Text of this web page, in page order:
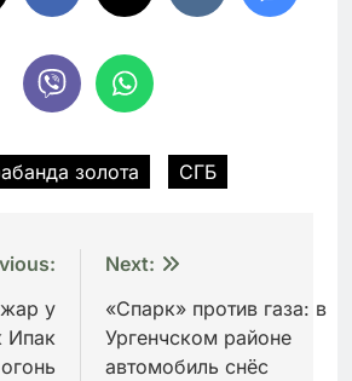
золота СГБ
у
Ипак
Next:
«Спарк» против газа: в
Ургенчском районе
автомобиль снёс